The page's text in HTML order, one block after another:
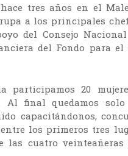
tres años en el
a los principales
del Consejo
del Fondo para el
20
Al final quedamos solo
capacitándonos,
los primeros tres
las cuatro